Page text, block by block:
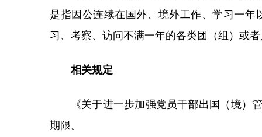
是指因公连续在国外、境外工作、学习一
习、考察、访问不满一年的各类团（组）或
相关规定
《关于进一步加强党员干部出国（境
期限。